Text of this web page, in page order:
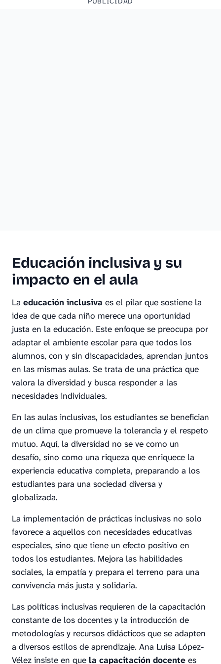
Educación inclusiva y su
impacto en el aula
La educación inclusiva es el pilar que sostiene la
idea de que cada niño merece una oportunidad
justa en la educación. Este enfoque se preocupa por
adaptar el ambiente escolar para que todos los
alumnos, con y sin discapacidades, aprendan juntos
en las mismas aulas. Se trata de una práctica que
valora la diversidad y busca responder a las
necesidades individuales.
En las aulas inclusivas, los estudiantes se benefician
de un clima que promueve la tolerancia y el respeto
mutuo. Aquí, la diversidad no se ve como un
desafío, sino como una riqueza que enriquece la
experiencia educativa completa, preparando a los
estudiantes para una sociedad diversa y
globalizada.
La implementación de prácticas inclusivas no solo
favorece a aquellos con necesidades educativas
especiales, sino que tiene un efecto positivo en
todos los estudiantes. Mejora las habilidades
sociales, la empatía y prepara el terreno para una
convivencia más justa y solidaria.
Las políticas inclusivas requieren de la capacitación
constante de los docentes y la introducción de
metodologías y recursos didácticos que se adapten
a diversos estilos de aprendizaje. Ana Luisa López-
Vélez insiste en que la capacitación docente es